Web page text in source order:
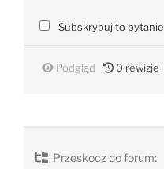
Subskrybuj to pytanie
Podgląd 0 rewizje
Przeskocz do forum: